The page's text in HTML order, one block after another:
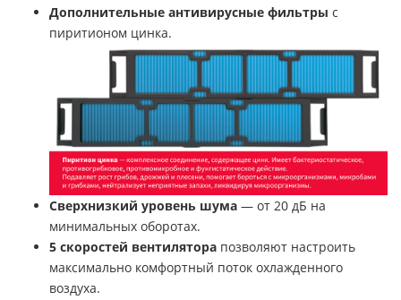
Дополнительные антивирусные фильтры с
пиритионом цинка.
Сверхнизкий уровень шума — от 20 дБ на
минимальных оборотах.
5 скоростей вентилятора позволяют настроить
максимально комфортный поток охлажденного
воздуха.